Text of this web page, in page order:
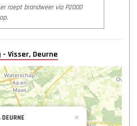
roept brandweer via P2000
Visser, Deurne
×